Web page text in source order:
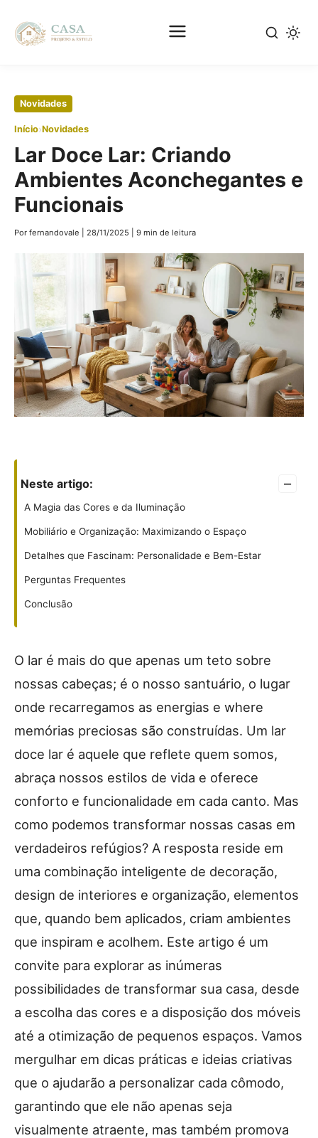
Pular
conteúdo
principal
Novidades
Início›Novidades
Lar Doce Lar: Criando
Ambientes Aconchegantes e
Funcionais
Por fernandovale 28/11/2025 9 min de leitura
Neste artigo: –
A Magia das Cores e da Iluminação
Mobiliário e Organização: Maximizando o Espaço
Detalhes que Fascinam: Personalidade e Bem-Estar
Perguntas Frequentes
Conclusão
O lar é mais do que apenas um teto sobre
nossas cabeças; é o nosso santuário, o lugar
onde recarregamos as energias e where
memórias preciosas são construídas. Um lar
doce lar é aquele que reflete quem somos,
abraça nossos estilos de vida e oferece
conforto e funcionalidade em cada canto. Mas
como podemos transformar nossas casas em
verdadeiros refúgios? A resposta reside em
uma combinação inteligente de decoração,
design de interiores e organização, elementos
que, quando bem aplicados, criam ambientes
que inspiram e acolhem. Este artigo é um
convite para explorar as inúmeras
possibilidades de transformar sua casa, desde
a escolha das cores e a disposição dos móveis
até a otimização de pequenos espaços. Vamos
mergulhar em dicas práticas e ideias criativas
que o ajudarão a personalizar cada cômodo,
garantindo que ele não apenas seja
visualmente atraente, mas também promova